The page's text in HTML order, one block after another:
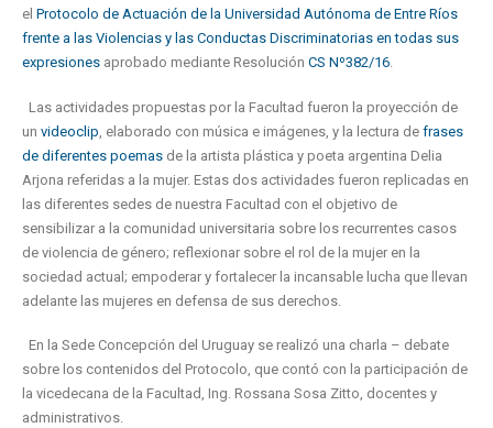
el Protocolo de Actuación de la Universidad Autónoma de Entre Ríos
frente a las Violencias y las Conductas Discriminatorias en todas sus
expresiones aprobado mediante Resolución CS Nº382/16.
Las actividades propuestas por la Facultad fueron la proyección de
un videoclip , elaborado con música e imágenes, y la lectura de frases
de diferentes poemas de la artista plástica y poeta argentina Delia
Arjona referidas a la mujer. Estas dos actividades fueron replicadas en
las diferentes sedes de nuestra Facultad con el objetivo de
sensibilizar a la comunidad universitaria sobre los recurrentes casos
de violencia de género; reflexionar sobre el rol de la mujer en la
sociedad actual; empoderar y fortalecer la incansable lucha que llevan
adelante las mujeres en defensa de sus derechos.
En la Sede Concepción del Uruguay se realizó una charla – debate
sobre los contenidos del Protocolo, que contó con la participación de
la vicedecana de la Facultad, Ing. Rossana Sosa Zitto, docentes y
administrativos.